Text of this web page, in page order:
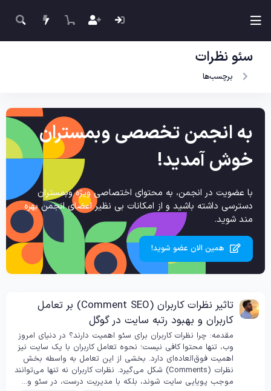
سئو نظرات
برچسب‌ها
به انجمن تخصصی وبمستران
خوش آمدید!
با عضویت در انجمن، به محتوای اختصاصی ویژه وبمستران
دسترسی داشته باشید و از امکانات بی نظیر اعضای انجمن بهره
مند شوید.
همین الان عضو شوید!
تاثیر نظرات کاربران (Comment SEO) بر تعامل
کاربران و بهبود رتبه سایت در گوگل
مقدمه: چرا نظرات کاربران برای سئو اهمیت دارند؟ در دنیای امروز
وب، تنها محتوا کافی نیست؛ نحوه تعامل کاربران با یک سایت نیز
اهمیت فوق‌العاده‌ای دارد. بخشی از این تعامل به واسطه بخش
نظرات (Comments) شکل می‌گیرد. نظرات کاربران نه تنها می‌توانند
موجب پویایی سایت شوند، بلکه با مدیریت درست، در سئو و...